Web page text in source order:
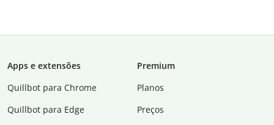
Apps e extensões
Quillbot para Chrome
Quillbot para Edge
Premium
Planos
Preços